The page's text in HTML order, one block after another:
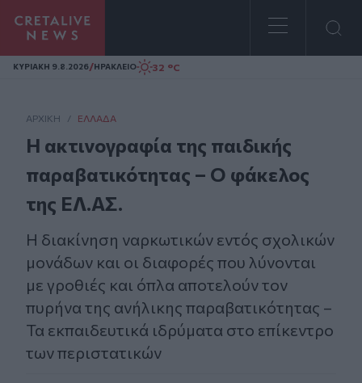
Homepage
ΚΥΡΙΑΚΗ 9.8.2026/ΗΡΑΚΛΕΙΟ 32 °C
ΑΡΧΙΚΗ / ΕΛΛΆΔΑ
Η ακτινογραφία της παιδικής
παραβατικότητας – Ο φάκελος
της ΕΛ.ΑΣ.
Η διακίνηση ναρκωτικών εντός σχολικών
μονάδων και οι διαφορές που λύνονται
με γροθιές και όπλα αποτελούν τον
πυρήνα της ανήλικης παραβατικότητας –
Τα εκπαιδευτικά ιδρύματα στο επίκεντρο
των περιστατικών